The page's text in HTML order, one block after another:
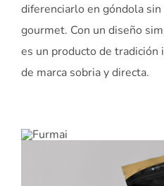
diferenciarlo en góndola
gourmet. Con un diseño
es un producto de tradición
de marca sobria y directa.